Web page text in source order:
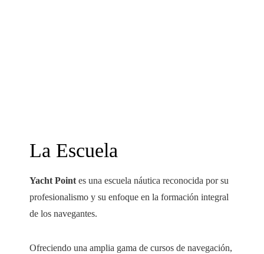
La Escuela
Yacht Pointes una escuela náutica reconocida por su
profesionalismo y su enfoque en la formación integral
de los navegantes.
Ofreciendo una amplia gama de cursos de navegación,